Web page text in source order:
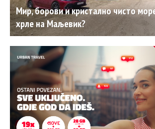
Мир, борови и кристално чисто
хрле на Маљевик?